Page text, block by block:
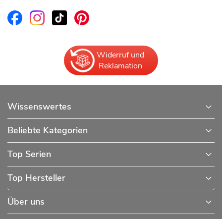
Widerruf und
Reklamation
Wissenswertes
Beliebte Kategorien
Top Serien
Top Hersteller
Über uns